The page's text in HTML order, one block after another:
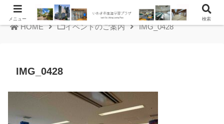
HOME イベントのご案内 IMG_0428
IMG_0428
メニュー 検索